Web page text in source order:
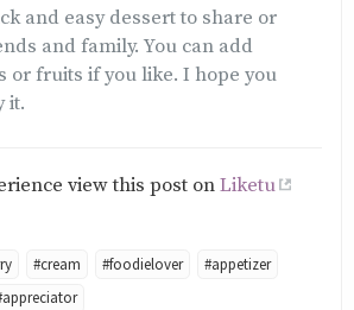
and easy dessert to share or
and family. You can add
or fruits if you like. I hope you
it.
view this post onLiketu
#cream #foodielover
#appetizer